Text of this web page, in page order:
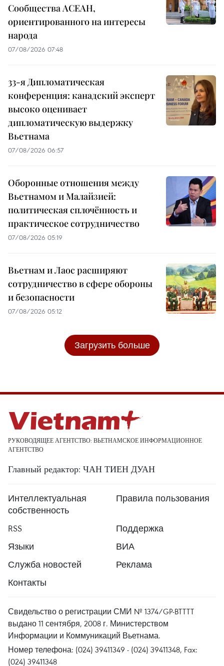
Сообщества АСЕАН,
ориентированного на интересы
народа
07/08/2026 07:48
33-я Дипломатическая
конференция: канадский эксперт
высоко оценивает
дипломатическую выдержку
Вьетнама
07/08/2026 06:57
Оборонные отношения между
Вьетнамом и Малайзией:
политическая сплочённость и
практическое сотрудничество
07/08/2026 05:19
Вьетнам и Лаос расширяют
сотрудничество в сфере обороны
и безопасности
07/08/2026 05:12
Загрузить больше
РУКОВОДЯЩЕЕ АГЕНТСТВО: ВЬЕТНАМСКОЕ ИНФОРМАЦИОННОЕ
АГЕНТСТВО
Главный редактор: ЧАН ТИЕН ДУАН
Интеллектуальная
собственность
Правила пользования
RSS
Поддержка
Языки
ВИА
Служба новостей
Реклама
Контакты
Свидельство о регистрации СМИ № 1374/GP-BTTTT
выдано 11 сентября, 2008 г. Министерством
Информации и Коммуникаций Вьетнама.
Номер телефона: (024) 39411349 - (024) 39411348, Fax:
(024) 39411348